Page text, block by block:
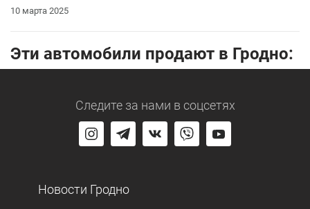
10 марта 2025
Эти автомобили продают в Гродно:
Следите за нами в соцсетях
Новости Гродно